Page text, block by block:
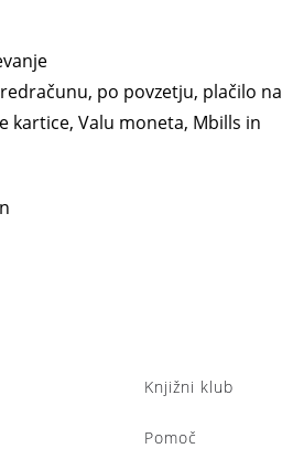
po povzetju, plačilo na
kartice, Valu moneta, Mbills in
Knjižni klub
Pomoč